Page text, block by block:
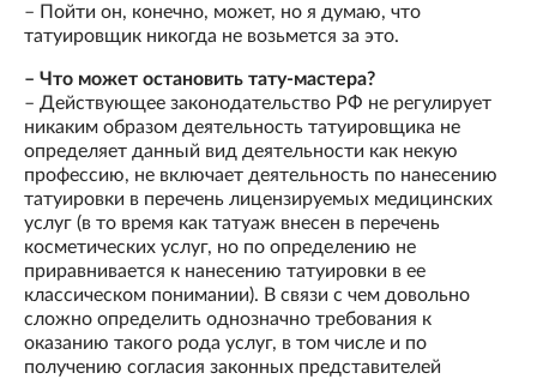
– Пойти он, конечно, может, но я думаю, что
татуировщик никогда не возьмется за это.
– Что может остановить тату-мастера?
– Действующее законодательство РФ не регулирует
никаким образом деятельность татуировщика не
определяет данный вид деятельности как некую
профессию, не включает деятельность по нанесению
татуировки в перечень лицензируемых медицинских
услуг (в то время как татуаж внесен в перечень
косметических услуг, но по определению не
приравнивается к нанесению татуировки в ее
классическом понимании). В связи с чем довольно
сложно определить однозначно требования к
оказанию такого рода услуг, в том числе и по
получению согласия законных представителей